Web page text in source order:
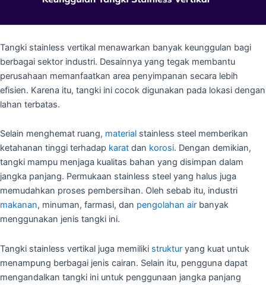
Tangki stainless vertikal menawarkan banyak keunggulan bagi
berbagai sektor industri. Desainnya yang tegak membantu
perusahaan memanfaatkan area penyimpanan secara lebih
efisien. Karena itu, tangki ini cocok digunakan pada lokasi dengan
lahan terbatas.
Selain menghemat ruang, material stainless steel memberikan
ketahanan tinggi terhadap karat dan korosi. Dengan demikian,
tangki mampu menjaga kualitas bahan yang disimpan dalam
jangka panjang. Permukaan stainless steel yang halus juga
memudahkan proses pembersihan. Oleh sebab itu, industri
makanan, minuman, farmasi, dan pengolahan air banyak
menggunakan jenis tangki ini.
Tangki stainless vertikal juga memiliki struktur yang kuat untuk
menampung berbagai jenis cairan. Selain itu, pengguna dapat
mengandalkan tangki ini untuk penggunaan jangka panjang